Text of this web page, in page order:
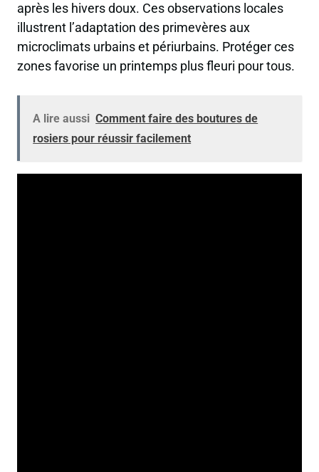
après les hivers doux. Ces observations locales
illustrent l’adaptation des primevères aux
microclimats urbains et périurbains. Protéger ces
zones favorise un printemps plus fleuri pour tous.
A lire aussi Comment faire des boutures de
rosiers pour réussir facilement